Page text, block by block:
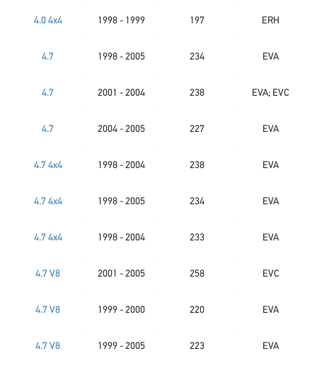
4.0 4x4 1998 - 1999 197 ERH
4.7 1998 - 2005 234 EVA
4.7 2001 - 2004 238 EVA; EVC
4.7 2004 - 2005 227 EVA
4.7 4x4 1998 - 2004 238 EVA
4.7 4x4 1998 - 2005 234 EVA
4.7 4x4 1998 - 2004 233 EVA
4.7 V8 2001 - 2005 258 EVC
4.7 V8 1999 - 2000 220 EVA
4.7 V8 1999 - 2005 223 EVA